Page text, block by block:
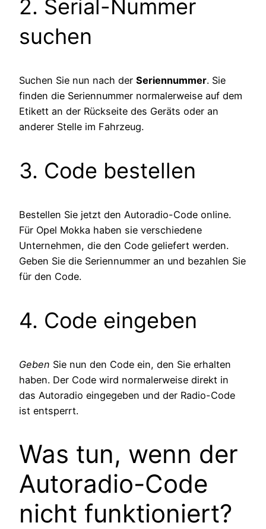
2. Serial-Nummer
suchen
Suchen Sie nun nach der Seriennummer. Sie
finden die Seriennummer normalerweise auf dem
Etikett an der Rückseite des Geräts oder an
anderer Stelle im Fahrzeug.
3. Code bestellen
Bestellen Sie jetzt den Autoradio-Code online.
Für Opel Mokka haben sie verschiedene
Unternehmen, die den Code geliefert werden.
Geben Sie die Seriennummer an und bezahlen Sie
für den Code.
4. Code eingeben
Geben Sie nun den Code ein, den Sie erhalten
haben. Der Code wird normalerweise direkt in
das Autoradio eingegeben und der Radio-Code
ist entsperrt.
Was tun, wenn der
Autoradio-Code
nicht funktioniert?